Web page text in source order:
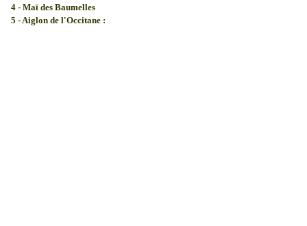
4 - Maï des Baumelles
5 - Aiglon de l'Occitane :